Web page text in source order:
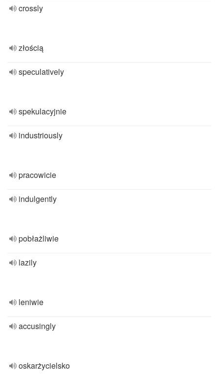
crossly
złością
speculatively
spekulacyjnie
industriously
pracowicie
indulgently
pobłażliwie
lazily
leniwie
accusingly
oskarżycielsko